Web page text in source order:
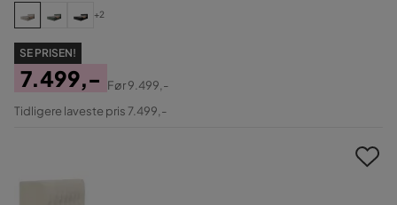
+2
SE PRISEN!
Pris
7.499,-
Original
Før9.499,-
Tidligere laveste pris 7.499,-